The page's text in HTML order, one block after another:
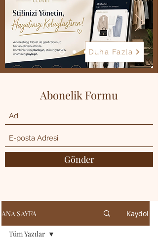
Daha Fazla
Abonelik Formu
Gönder
ANA SAYFA Kaydol
Tüm Yazılar